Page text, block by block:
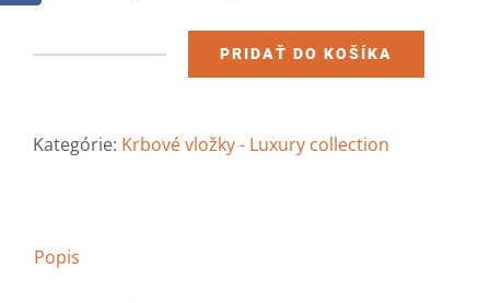
vložka
PRIDAŤ DO KOŠÍKA
Kategórie: Krbové vložky - Luxury collection
Popis